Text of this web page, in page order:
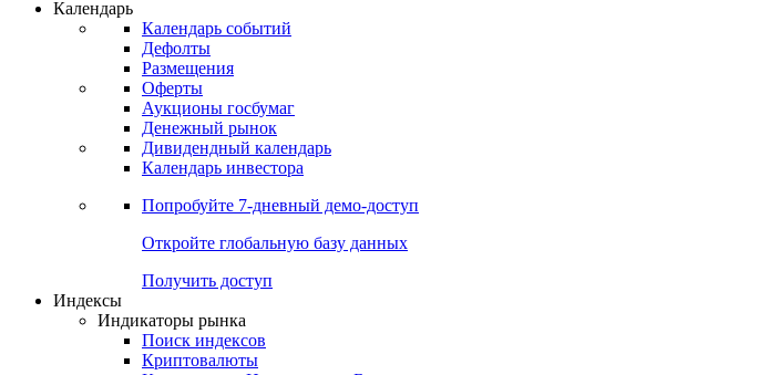
Откройте глобальную базу данных
Получить доступ
Календарь
Календарь событий
Дефолты
Размещения
Оферты
Аукционы госбумаг
Денежный рынок
Дивидендный календарь
Календарь инвестора
Попробуйте7-дневный
Получить доступ